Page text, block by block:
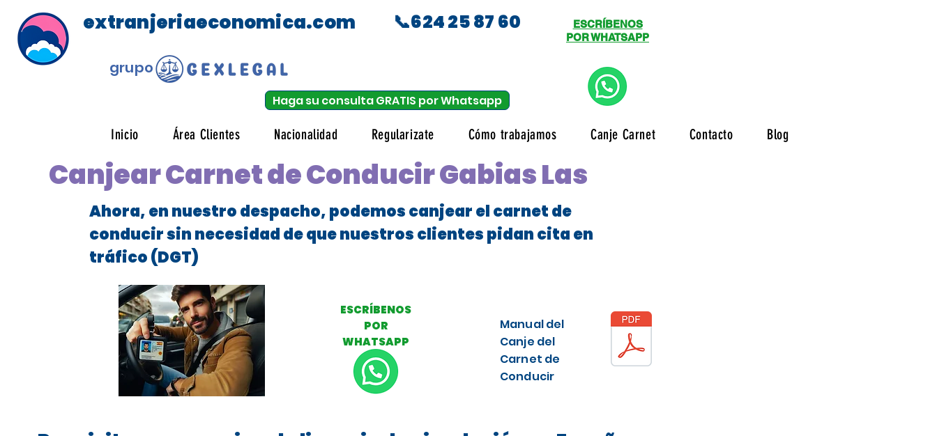
extranjeriaeconomica.com
grupo
📞624 25 87 60
Haga su consulta GRATIS por Whatsapp
ESCRÍBENOS
POR WHATSAPP
Inicio Área Clientes Nacionalidad Regularizate Cómo trabajamos Canje Carnet Contacto Blog
Canjear Carnet de Conducir Gabias Las
Ahora, en nuestro despacho, podemos canjear el carnet de
conducir sin necesidad de que nuestros clientes pidan cita en
tráfico (DGT)
ESCRÍBENOS
POR
WHATSAPP
Manual del
Canje del
Carnet de
Conducir